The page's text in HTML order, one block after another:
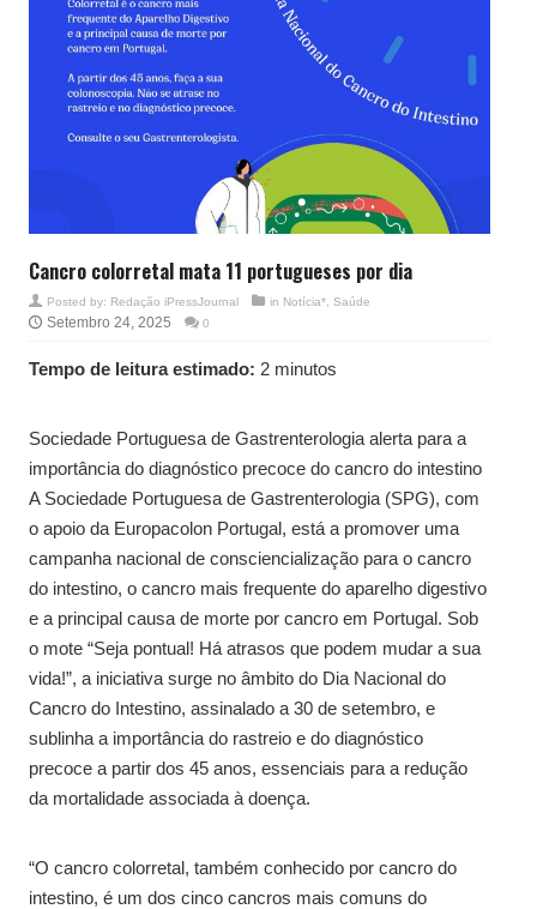
Cancro colorretal mata 11 portugueses por dia
Posted by: Redação iPressJournal in Notícia* Saúde
Setembro 24, 2025 0
Tempo de leitura estimado: 2 minutos
Sociedade Portuguesa de Gastrenterologia alerta para a
importância do diagnóstico precoce do cancro do intestino
A Sociedade Portuguesa de Gastrenterologia (SPG), com
o apoio da Europacolon Portugal, está a promover uma
campanha nacional de consciencialização para o cancro
do intestino, o cancro mais frequente do aparelho digestivo
e a principal causa de morte por cancro em Portugal. Sob
o mote “Seja pontual! Há atrasos que podem mudar a sua
vida!”, a iniciativa surge no âmbito do Dia Nacional do
Cancro do Intestino, assinalado a 30 de setembro, e
sublinha a importância do rastreio e do diagnóstico
precoce a partir dos 45 anos, essenciais para a redução
da mortalidade associada à doença.
“O cancro colorretal, também conhecido por cancro do
intestino, é um dos cinco cancros mais comuns do